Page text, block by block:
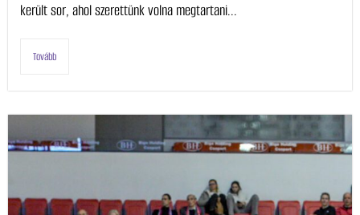
került sor, ahol szerettünk volna megtartani...
Tovább